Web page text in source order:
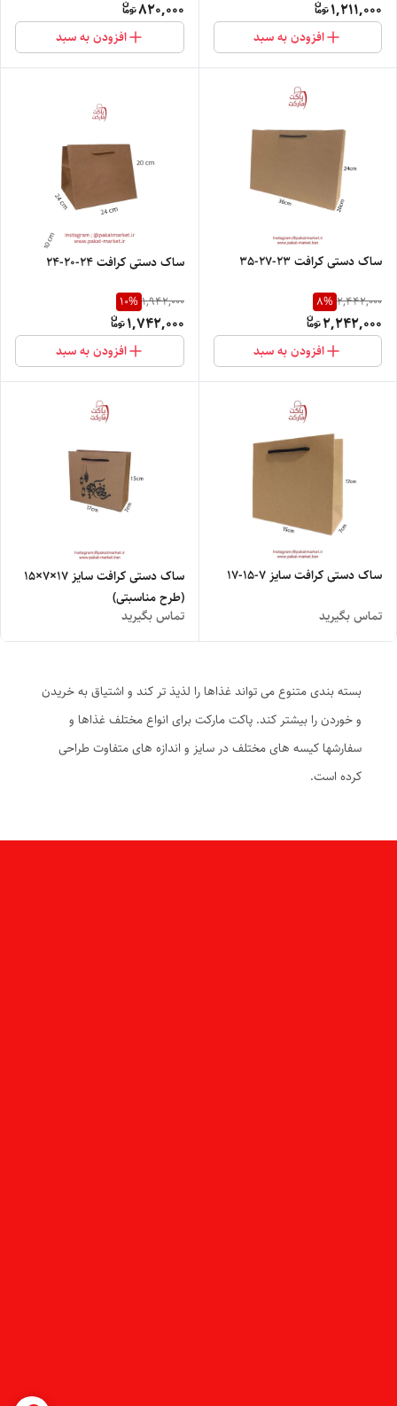
1,211,000
افزودن به سبد
820,000
افزودن به سبد
ساک دستی کرافت 23-27-35
2,442,000
8%
2,242,000
افزودن به سبد
ساک دستی کرافت ۲۴-۲۰-۲۴
1,942,000
10%
1,742,000
افزودن به سبد
ساک دستی کرافت سایز ۷-۱۵-۱۷
تماس بگیرید
ساک دستی کرافت سایز 17×7×15
(طرح مناسبتی)
تماس بگیرید
بسته بندی متنوع می تواند غذاها را لذیذ تر کند و اشتیاق به خریدن
و خوردن را بیشتر کند. پاکت مارکت برای انواع مختلف غذاها و
سفارشها کیسه های مختلف در سایز و اندازه های متفاوت طراحی
کرده است.